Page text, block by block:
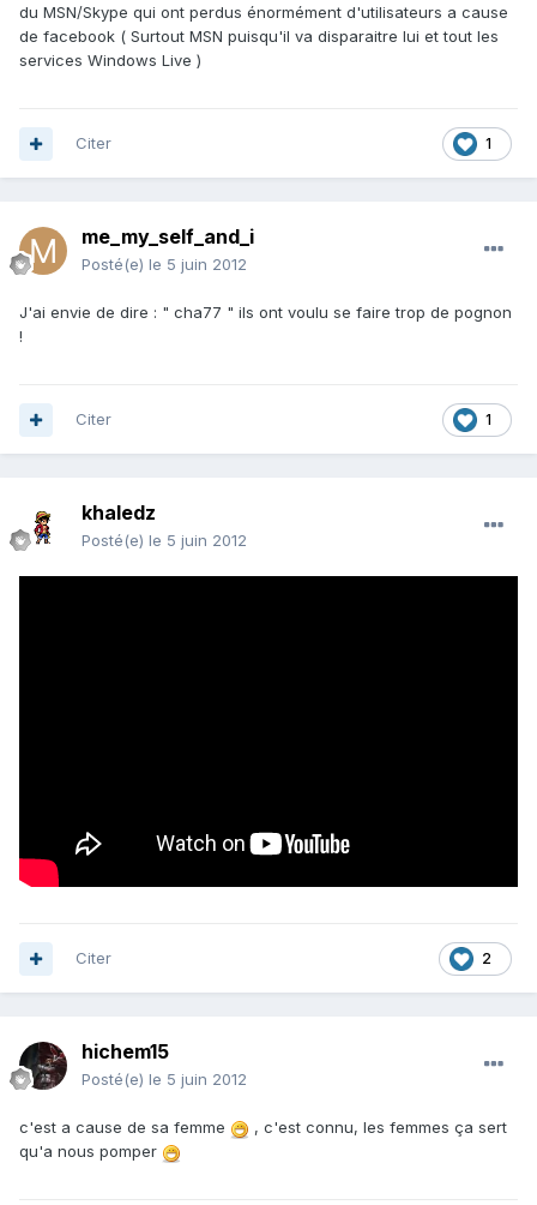
du MSN/Skype qui ont perdus énormément d'utilisateurs a cause
de facebook ( Surtout MSN puisqu'il va disparaitre lui et tout les
services Windows Live )
1
Citer
me_my_self_and_i
Posté(e) le 5 juin 2012
J'ai envie de dire : " cha77 " ils ont voulu se faire trop de pognon
!
1
Citer
khaledz
Posté(e) le 5 juin 2012
2
Citer
hichem15
Posté(e) le 5 juin 2012
c'est a cause de sa femme
, c'est connu, les femmes ça sert
qu'a nous pomper